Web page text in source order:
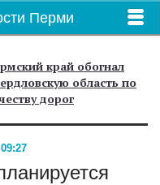
Перми
край обогнал
область по
дорог